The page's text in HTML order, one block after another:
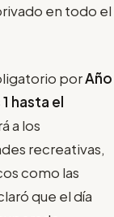
en todo el
porAño
hasta el
a los
recreativas,
como las
que el día